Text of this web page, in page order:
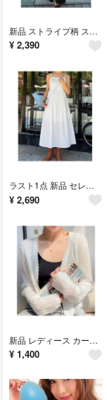
新品 ストライプ柄 スラックス ワイドパンツ レディース 黒 Sサイズ
¥ 2,390
ラスト1点 新品 セレブ お洒落 レディース 白 ワンピース ホワイト ロング
¥ 2,690
新品 レディース カーディガン カーデ ホワイト 白
¥ 1,400